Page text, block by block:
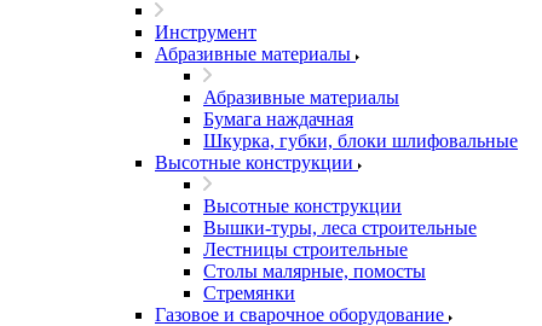
Инструмент
Абразивные материалы
Абразивные материалы
Бумага наждачная
Шкурка, губки, блоки шлифовальные
Высотные конструкции
Высотные конструкции
Вышки-туры, леса строительные
Лестницы строительные
Столы малярные, помосты
Стремянки
Газовое и сварочное оборудование